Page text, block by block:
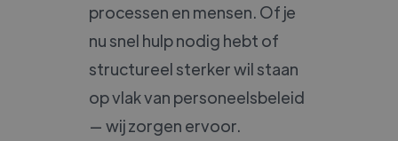
processen en mensen. Of je
nu snel hulp nodig hebt of
structureel sterker wil staan
op vlak van personeelsbeleid
— wij zorgen ervoor.